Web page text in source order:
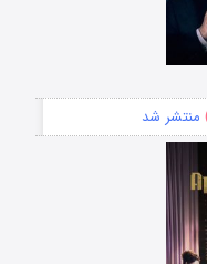
منتشر شد